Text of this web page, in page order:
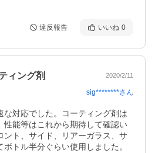
違反報告 いいね 0
ィング剤 2020/2/11
sig********さん
な対応でした。コーティング剤は
性能等はこれから期待して確認い
ント、サイド、リアーガラス、サ
トル半分ぐらい使用しました。